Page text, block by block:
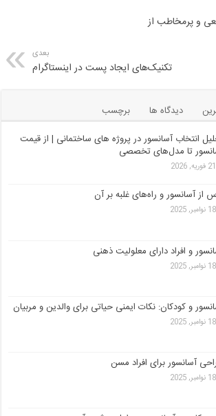
و پرمخاطب از
بعدی
تکنیک‌های ایجاد پست در اینستاگرام
دیدگاه ها
برچسب
انتخاب آسانسور در پروژه‌ های ساختمانی | از قیمت
تا مدل‌های تخصصی
21 فوریه, 2026
از آسانسور و راه‌های غلبه بر آن
18 نوامبر, 2025
و افراد دارای معلولیت ذهنی
18 نوامبر, 2025
و کودکان: نکات ایمنی حیاتی برای والدین و مربیان
18 نوامبر, 2025
آسانسور برای افراد مسن
18 نوامبر, 2025